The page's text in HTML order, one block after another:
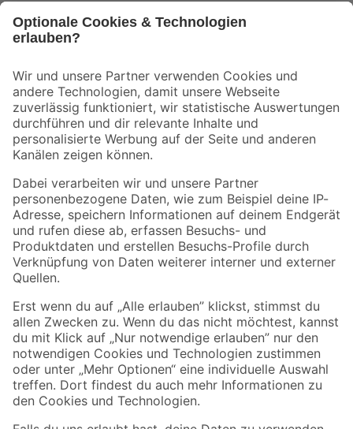
Der toom Newsletter: Keine Angebote und Aktionen mehr verpassen!
Zur Newsletter Anmeldung
Folge uns
Zahlungsarten Versandarten
Sicher einkaufen
Jetzt die toom-App herunterladen